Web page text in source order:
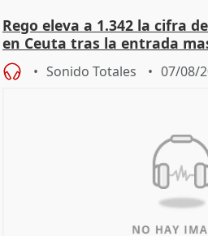
Rego eleva a 1.342 la cifra
en Ceuta tras la entrada
Sonido Totales 07/08/